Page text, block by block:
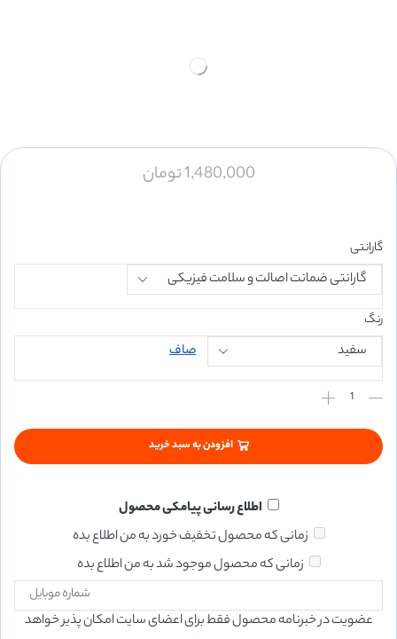
1,480,000تومان
گارانتی
رنگ
صاف
افزودن به سبد خرید
اطلاع رسانی پیامکی محصول
زمانی که محصول تخفیف خورد به من اطلاع بده
زمانی که محصول موجود شد به من اطلاع بده
عضویت در خبرنامه محصول فقط برای اعضای سایت امکان پذیر خواهد